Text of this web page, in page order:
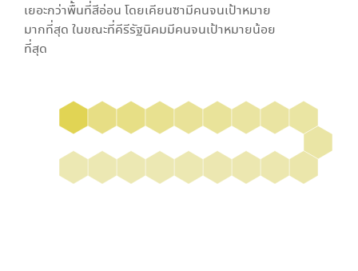
เยอะกว่าพื้นที่สีอ่อน โดยเคียนซามีคนจนเป้าหมาย
มากที่สุด ในขณะที่คีรีรัฐนิคมมีคนจนเป้าหมายน้อย
ที่สุด